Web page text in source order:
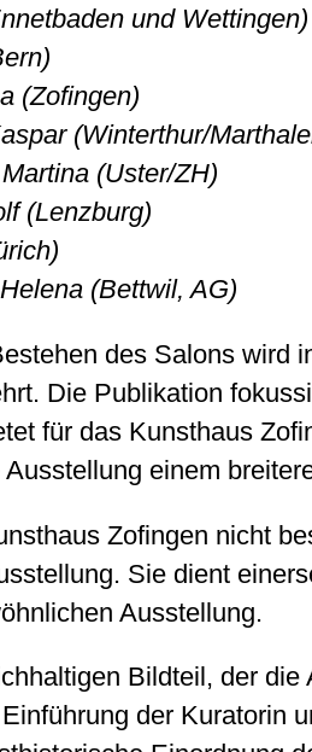
und Wettingen)
(Zofingen)
(Winterthur/
(Uster/ZH)
(Lenzburg)
(Bettwil, AG)
des Salons wird
Die Publikation
für das Kunsthaus
einem
Zofingen nicht
Sie dient
Ausstellung.
Bildteil, der
der Kuratorin